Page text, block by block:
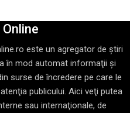
este un agregator de ştiri
în mod automat informaţii şi
surse de încredere pe care le
publicului. Aici veţi putea
sau internaţionale, de